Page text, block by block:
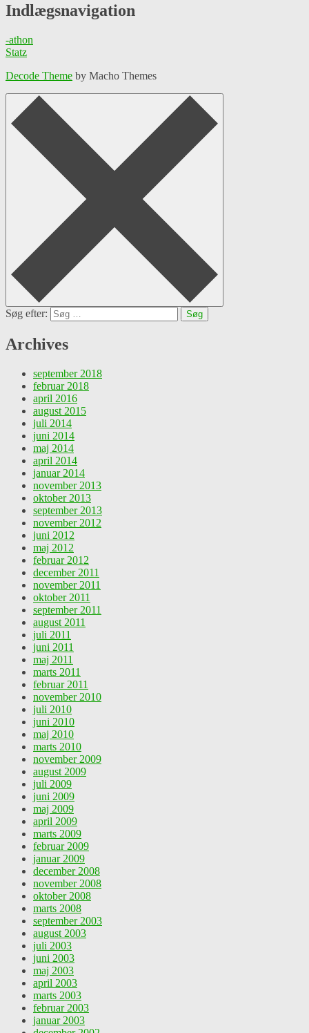
Indlægsnavigation
-athon
Statz
Decode Theme by Macho Themes
Søg efter:
Archives
september 2018
februar 2018
april 2016
august 2015
juli 2014
juni 2014
maj 2014
april 2014
januar 2014
november 2013
oktober 2013
september 2013
november 2012
juni 2012
maj 2012
februar 2012
december 2011
november 2011
oktober 2011
september 2011
august 2011
juli 2011
juni 2011
maj 2011
marts 2011
februar 2011
november 2010
juli 2010
juni 2010
maj 2010
marts 2010
november 2009
august 2009
juli 2009
juni 2009
maj 2009
april 2009
marts 2009
februar 2009
januar 2009
december 2008
november 2008
oktober 2008
marts 2008
september 2003
august 2003
juli 2003
juni 2003
maj 2003
april 2003
marts 2003
februar 2003
januar 2003